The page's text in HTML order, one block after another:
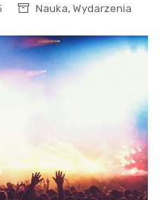
Nauka, Wydarzenia